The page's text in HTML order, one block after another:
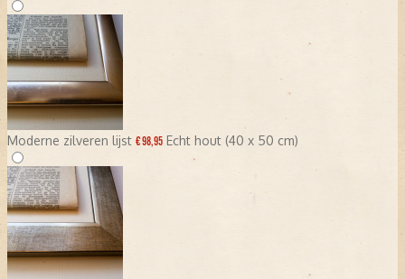
Moderne zilveren lijst € 98,95 Echt hout (40 x 50 cm)